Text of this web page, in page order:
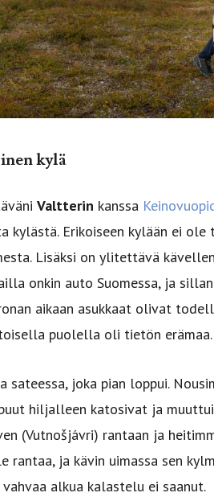
kylä
Valtterin kanssa
kylästä. Erikoiseen kylään ei
Lisäksi on ylitettävä
onkin auto Suomessa, ja
aikaan asukkaat olivat
puolella oli tietön erämaa.
sateessa, joka pian loppui.
hiljalleen katosivat ja
(Vutnošjávri) rantaan ja
rantaa, ja kävin uimassa sen
alkua kalastelu ei saanut.